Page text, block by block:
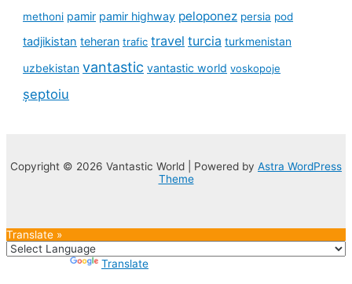
methoni pamir pamir highway peloponez persia pod
tadjikistan teheran trafic travel turcia turkmenistan
uzbekistan vantastic vantastic world voskopoje
șeptoiu
Copyright © 2026 Vantastic World | Powered by Astra WordPress
Theme
Translate »
Translate